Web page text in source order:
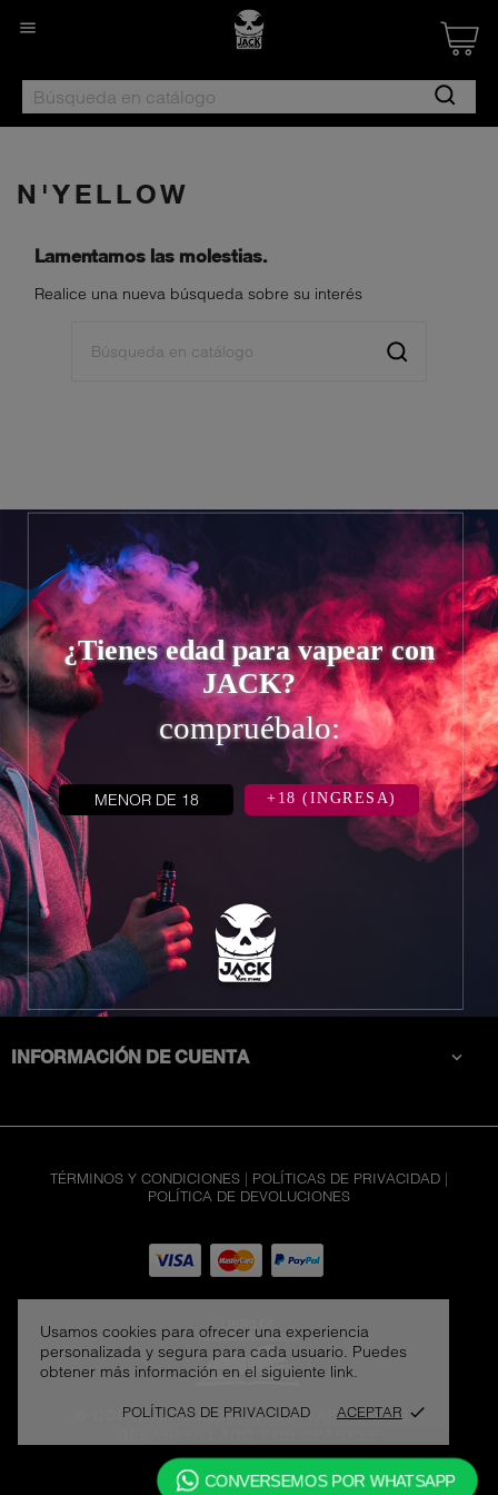
¿Tienes edad para vapear con
JACK?
compruébalo:
MENOR DE 18 +18 (INGRESA)
Usamos cookies para ofrecer una experiencia
personalizada y segura para cada usuario. Puedes
obtener más información en el siguiente link.
POLÍTICAS DE PRIVACIDAD ACEPTAR done

Created by
from the Noun
N'YELLOW
Lamentamos las molestias.
Realice una nueva búsqueda sobre su interés

INFORMACIÓN
CATEGORÍAS
INFORMACIÓN DE CUENTA 
CONVERSEMOS POR WHATSAPP
TÉRMINOS Y CONDICIONES | POLÍTICAS DE PRIVACIDAD |
POLÍTICA DE DEVOLUCIONES
© COPYRIGHT 2026 - JACK VAPE STORE-